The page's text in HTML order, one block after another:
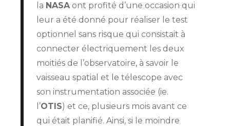
la NASAont profité d’une occasion qui
leur a été donné pour réaliser le test
optionnel sans risque qui consistait à
connecter électriquement les deux
moitiés de l’observatoire, à savoir le
vaisseau spatial et le télescope avec
son instrumentation associée (ie.
l’OTIS) et ce, plusieurs mois avant ce
qui était planifié. Ainsi, si le moindre